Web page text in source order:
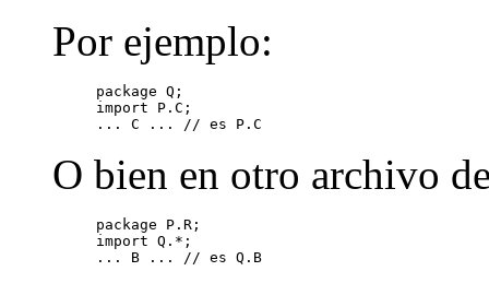
Por ejemplo:
package Q;
import P.C;
O bien en otro archivo
package P.R;
import Q.*;